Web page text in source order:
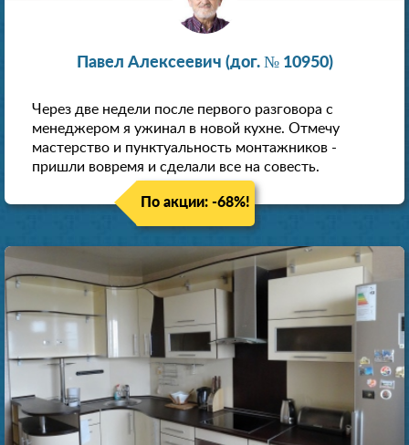
Павел Алексеевич (дог. № 10950)
Через две недели после первого разговора с
менеджером я ужинал в новой кухне. Отмечу
мастерство и пунктуальность монтажников -
пришли вовремя и сделали все на совесть.
По акции: -68%!